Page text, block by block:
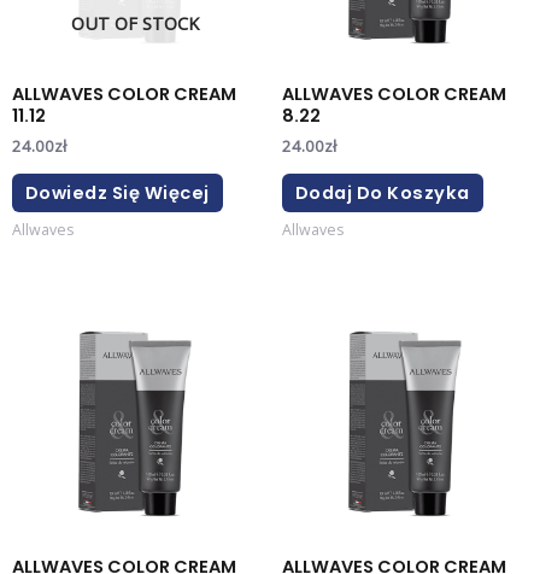
OUT OF STOCK
ALLWAVES COLOR CREAM
11.12
24.00zł
Dowiedz Się Więcej
Allwaves
ALLWAVES COLOR CREAM
8.22
24.00zł
Dodaj Do Koszyka
Allwaves
ALLWAVES COLOR CREAM
ALLWAVES COLOR CREAM